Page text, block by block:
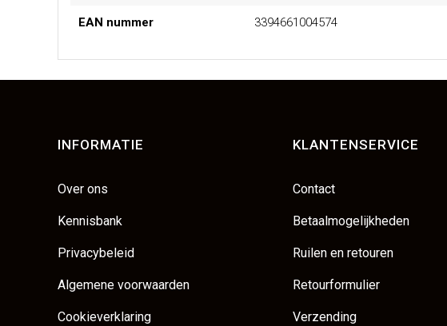
EAN nummer 3394661004574
INFORMATIE
Over ons
Kennisbank
Privacybeleid
Algemene voorwaarden
Cookieverklaring
KLANTENSERVICE
Contact
Betaalmogelijkheden
Ruilen en retouren
Retourformulier
Verzending